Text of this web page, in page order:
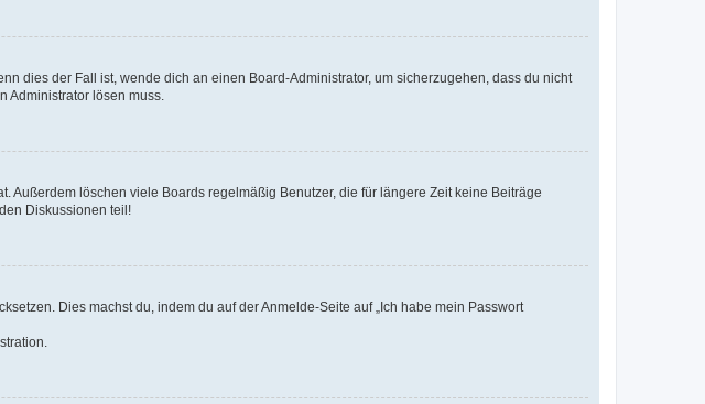
dies der Fall ist, wende dich an einen Board-Administrator, um sicherzugehen, dass du nicht
Administrator lösen muss.
Außerdem löschen viele Boards regelmäßig Benutzer, die für längere Zeit keine Beiträge
Diskussionen teil!
Dies machst du, indem du auf der Anmelde-Seite auf „Ich habe mein Passwort